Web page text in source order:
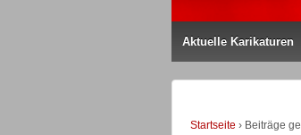
Aktuelle Karikaturen
Startseite › Beiträge